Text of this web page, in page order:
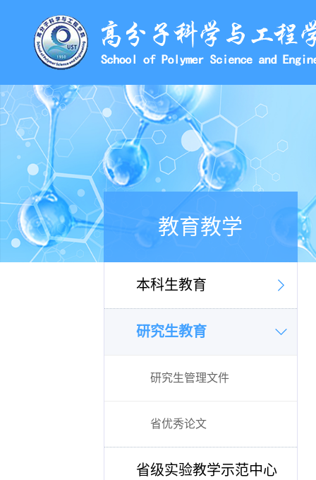
教育教学
本科生教育
研究生教育
研究生管理文件
省优秀论文
省级实验教学示范中心